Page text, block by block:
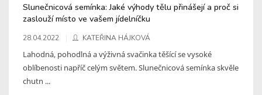
Slunečnicová semínka: Jaké výhody tělu přinášejí a proč si
zaslouží místo ve vašem jídelníčku
28.04.2022 KATEŘINA HÁJKOVÁ
Lahodná, pohodlná a výživná svačinka těšící se vysoké
oblíbenosti napříč celým světem. Slunečnicová semínka skvěle
chutn ...